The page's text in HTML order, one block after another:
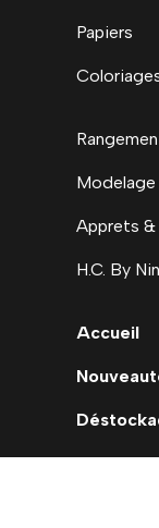
Papiers
Modelage
Apprets
H.C. By
Accueil
Carte